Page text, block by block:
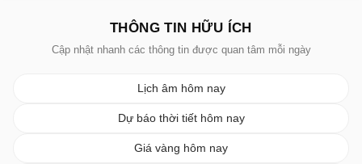
THÔNG TIN HỮU ÍCH
Cập nhật nhanh các thông tin được quan tâm mỗi ngày
Lịch âm hôm nay
Dự báo thời tiết hôm nay
Giá vàng hôm nay